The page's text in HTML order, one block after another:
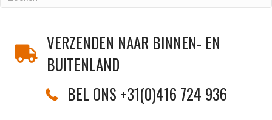
VERZENDEN NAAR BINNEN- EN
BUITENLAND
BEL ONS +31(0)416 724 936